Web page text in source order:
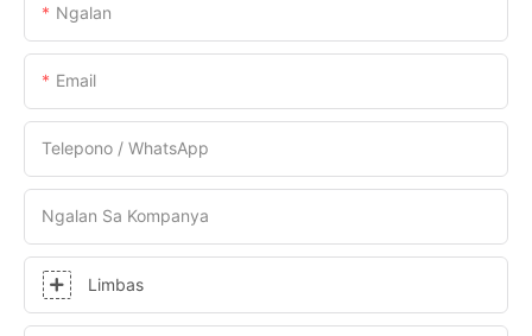
Ngalan
Email
Telepono / WhatsApp
Ngalan Sa Kompanya
Limbas